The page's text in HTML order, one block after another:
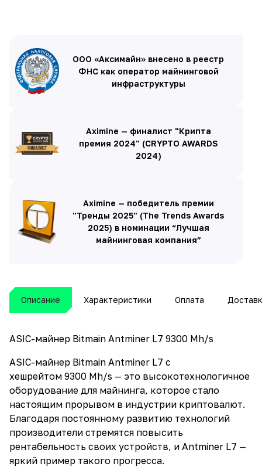
ООО «Аксимайн» внесено в реестр
ФНС как оператор майнинговой
инфраструктуры
Aximine — финалист "Крипта
премия 2024" (CRYPTO AWARDS
2024)
Aximine — победитель премии
"Тренды 2025" (The Trends Awards
2025) в номинации “Лучшая
майнинговая компания”
Описание Характеристики Оплата
ASIC-майнер Bitmain Antminer L7 9300 Mh/s
ASIC-майнер Bitmain Antminer L7 с
хешрейтом 9300 Mh/s — это высокотехнологичное
оборудование для майнинга, которое стало
настоящим прорывом в индустрии криптовалют.
Благодаря постоянному развитию технологий
производители стремятся повысить
рентабельность своих устройств, и Antminer L7 —
яркий пример такого прогресса.